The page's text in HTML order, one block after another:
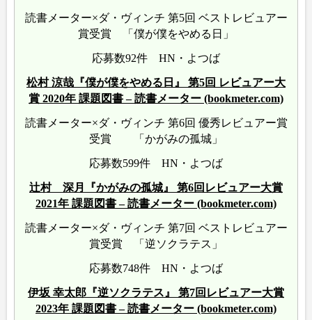
読書メーター×ダ・ヴィンチ 第5回 ベストレビュアー
賞受賞 「僕が僕をやめる日」
応募数92件 HN・よつば
松村 涼哉『僕が僕をやめる日』 第5回 レビュアー大
賞 2020年 課題図書 – 読書メーター (bookmeter.com)
読書メーター×ダ・ヴィンチ 第6回 優秀レビュアー賞
受賞 「かがみの孤城」
応募数599件 HN・よつば
辻村 深月『かがみの孤城』 第6回レビュアー大賞
2021年 課題図書 – 読書メーター (bookmeter.com)
読書メーター×ダ・ヴィンチ 第7回 ベストレビュアー
賞受賞 「逆ソクラテス」
応募数748件 HN・よつば
伊坂 幸太郎『逆ソクラテス』 第7回レビュアー大賞
2023年 課題図書 – 読書メーター (bookmeter.com)